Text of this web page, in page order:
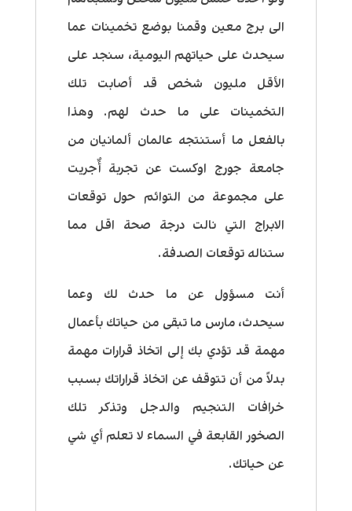
الى برج معين وقمنا بوضع تخمينات عما
سيحدث على حياتهم اليومية، سنجد على
الأقل مليون شخص قد أصابت تلك
التخمينات على ما حدث لهم. وهذا
بالفعل ما أستنتجه عالمان ألمانيان من
جامعة جورج اوكست عن تجربة أٌجريت
على مجموعة من التوائم حول توقعات
الابراج التي نالت درجة صحة اقل مما
ستناله توقعات الصدفة.
أنت مسؤول عن ما حدث لك وعما
سيحدث، مارس ما تبقى من حياتك بأعمال
مهمة قد تؤدي بك إلى اتخاذ قرارات مهمة
بدلاً من أن تتوقف عن اتخاذ قراراتك بسبب
خرافات التنجيم والدجل وتذكر تلك
الصخور القابعة في السماء لا تعلم أي شي
عن حياتك.